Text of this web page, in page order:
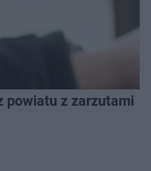
powiatu z zarzutami